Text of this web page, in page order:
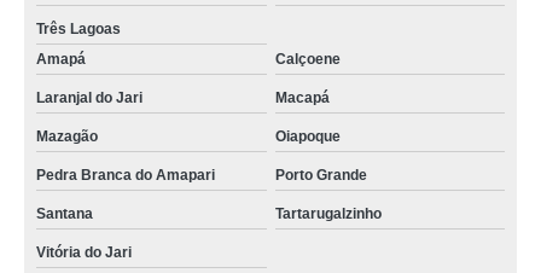
Três Lagoas
Amapá
Calçoene
Laranjal do Jari Macapá
Mazagão Oiapoque
Pedra Branca do Amapari Porto Grande
Santana Tartarugalzinho
Vitória do Jari